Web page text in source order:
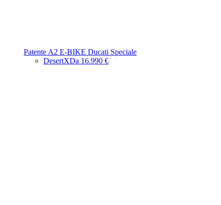
Patente A2 E-BIKE Ducati Speciale
DesertXDa 16.990 €